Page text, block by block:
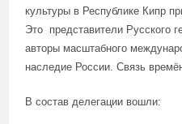
культуры в Республике Кипр
Это представители Русского
авторы масштабного
наследие России. Связь
В состав делегации вошли: